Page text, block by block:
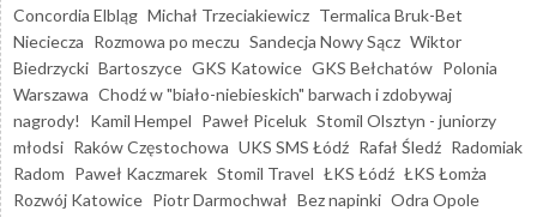
Concordia Elbląg Michał Trzeciakiewicz Termalica Bruk-Bet
Nieciecza Rozmowa po meczu Sandecja Nowy Sącz Wiktor
Biedrzycki Bartoszyce GKS Katowice GKS Bełchatów Polonia
Warszawa Chodź w "biało-niebieskich" barwach i zdobywaj
nagrody!
Kamil Hempel Paweł Piceluk Stomil Olsztyn - juniorzy
młodsi Raków Częstochowa UKS SMS Łódź Rafał Śledź Radomiak
Radom Paweł Kaczmarek Stomil Travel ŁKS Łódź ŁKS Łomża
Rozwój Katowice Piotr Darmochwał Bez napinki Odra Opole